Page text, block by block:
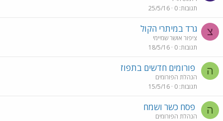
תגובות 0
25/5/16
צ גרד במיתרי הקול
ציפור אושר שמיימי
תגובות 0
18/5/16
ה פורומים חדשים בתפוז
הנהלת הפורומים
תגובות 0
15/5/16
ה פסח כשר ושמח
הנהלת הפורומים